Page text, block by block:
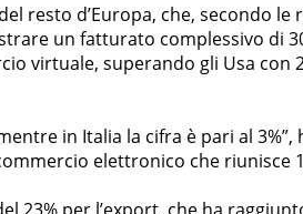
resto d’Europa, che, secondo
un fatturato complessivo di
virtuale, superando gli Usa con
in Italia la cifra è pari al
elettronico che riunisce